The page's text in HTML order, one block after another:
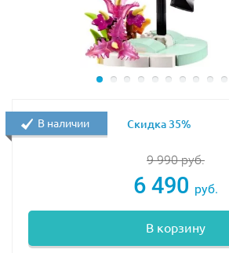
9 990руб.
6 490 руб.
В корзину
В наличии Скидка 35%